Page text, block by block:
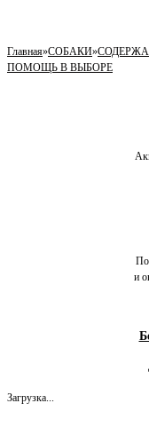
Главная»СОБАКИ»
ПОМОЩЬ В ВЫБОРЕ
и
Загрузка...